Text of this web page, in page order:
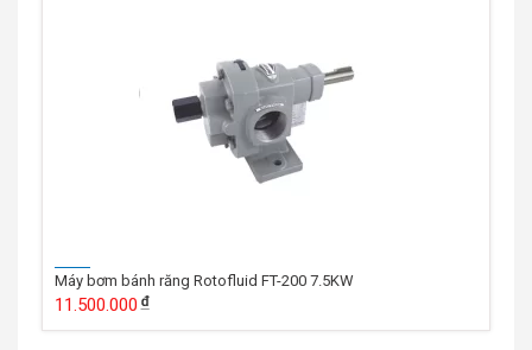
Máy bơm bánh răng Rotofluid FT-200 7.5KW
11.500.000